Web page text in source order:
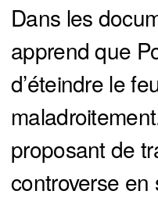
Dans les
apprend que
d’éteindre le
proposant de
controverse en